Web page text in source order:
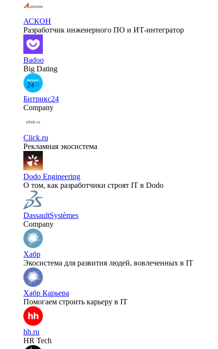
АСКОН
Разработчик инженерного ПО и ИТ-интегратор
Badoo
Big Dating
Битрикс24
Company
Click.ru
Рекламная экосистема
Dodo Engineering
О том, как разработчики строят IT в Dodo
DassaultSystèmes
Company
Хабр
Экосистема для развития людей, вовлеченных в IT
Хабр Карьера
Помогаем строить карьеру в IT
hh.ru
HR Tech